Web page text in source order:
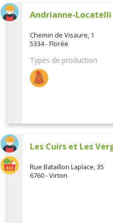
Andrianne-
Chemin de Visaure, 1
5334 - Florée
Types de production
Les Cuirs et Les
Rue Bataillon Laplace, 35
6760 - Virton